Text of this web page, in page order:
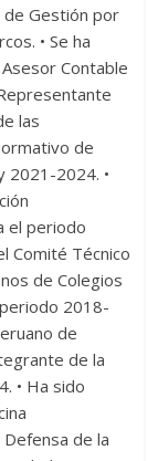
de Gestión por
• Se ha
Contable
las
de
2021-2024. •
el periodo
Comité Técnico
de Colegios
2018-
de
de la
• Ha sido
de la